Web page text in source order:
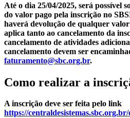
Até o dia 25/04/2025, será possível
do valor pago pela inscrição no
haverá devolução de qualquer
aplica tanto ao cancelamento da
cancelamento de atividades
cancelamento devem ser
faturamento@sbc.org.br.
Como realizar a
A inscrição deve ser feita pelo link
https://centraldesistemas.sbc.org.br/